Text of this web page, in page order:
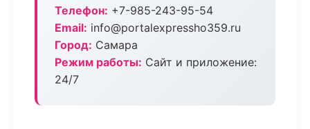
Телефон: +7-985-243-95-54
Email: info@portalexpressho359.ru
Город: Самара
Режим работы: Сайт и приложение:
24/7